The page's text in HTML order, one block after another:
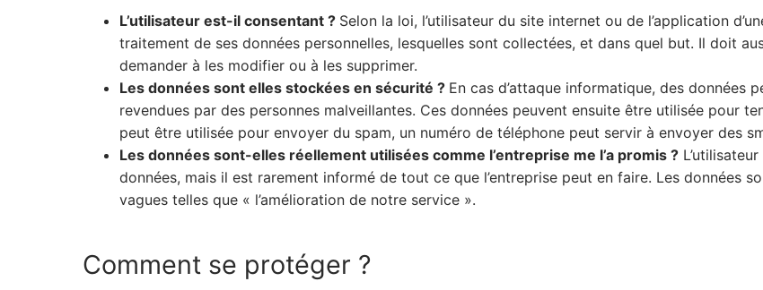
L’utilisateur est-il consentant ? Selon la loi, l’utilisateur du site internet ou de l’application
traitement de ses données personnelles, lesquelles sont collectées, et dans quel but. Il doit
demander à les modifier ou à les supprimer.
Les données sont elles stockées en sécurité ? En cas d’attaque informatique, des données
revendues par des personnes malveillantes. Ces données peuvent ensuite être utilisée pour
peut être utilisée pour envoyer du spam, un numéro de téléphone peut servir à envoyer des
Les données sont-elles réellement utilisées comme l’entreprise me l’a promis ?
données, mais il est rarement informé de tout ce que l’entreprise peut en faire. Les données
vagues telles que « l’amélioration de notre service ».
Comment se protéger ?